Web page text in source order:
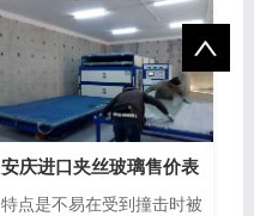
安庆进口夹丝玻璃售价表
特点是不易在受到撞击时被